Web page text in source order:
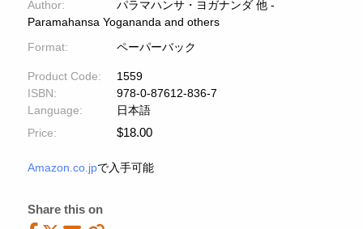
Author:
パラマハンサ・ヨガナンダ 他 -
Paramahansa Yogananda and others
Format:
ペーパーバック
Product Code:
1559
ISBN:
978-0-87612-836-7
Language:
日本語
Price:
$18.00
Amazon.co.jpで入手可能
Share this on